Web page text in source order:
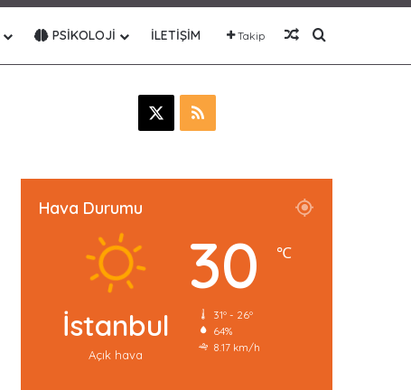
PSIKOLOJI İLETIŞIM Takip Rastgele Makale
Arama yap
R
S
Hava Durumu
İstanbul
Açık hava
30 ℃
31º - 26º
64%
8.17 km/h